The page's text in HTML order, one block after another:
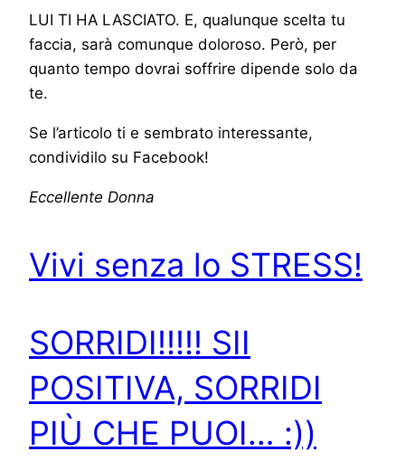
LUI TI HA LASCIATO. E, qualunque scelta tu
faccia, sarà comunque doloroso. Però, per
quanto tempo dovrai soffrire dipende solo da
te.
Se l’articolo ti e sembrato interessante,
condividilo su Facebook!
Eccellente Donna
Vivi senza lo STRESS!
SORRIDI!!!!! SII
POSITIVA, SORRIDI
PIÙ CHE PUOI… :))